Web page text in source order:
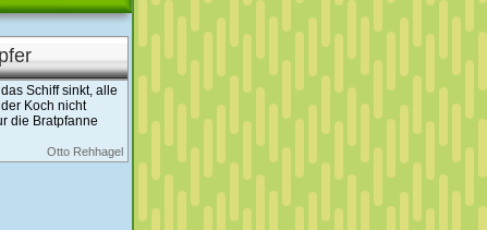
Schiff sinkt, alle
Koch nicht
die Bratpfanne
Otto Rehhagel